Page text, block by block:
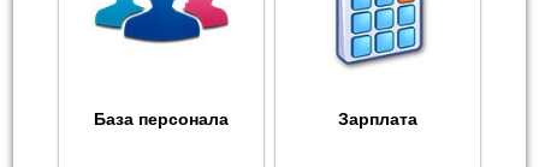
База персонала Зарплата